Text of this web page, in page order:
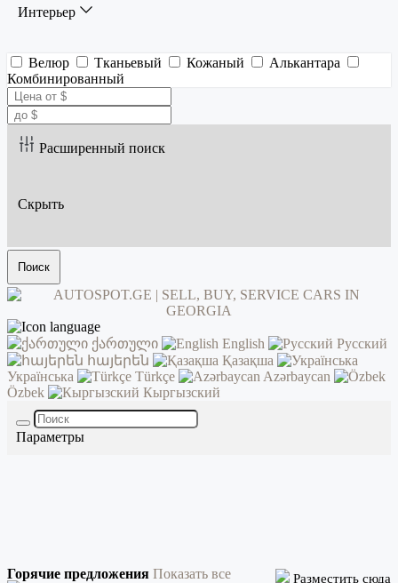
Интерьер
Велюр Тканьевый Кожаный
Алькантара
Комбинированный
Расширенный поиск
Скрыть
Поиск
ქართული English
Русский
հայերեն
Қазақша
Українська
Türkçe
Azərbaycan
Özbek
Кыргызский
Параметры
Горячие предложения Показать все
Разместить сюда